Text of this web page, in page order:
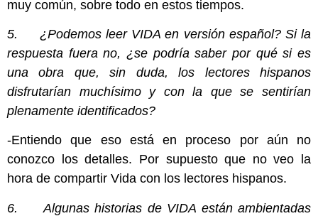
muy común, sobre todo en estos tiempos.
5. ¿Podemos leer VIDA en versión español? Si la
respuesta fuera no, ¿se podría saber por qué si es
una obra que, sin duda, los lectores hispanos
disfrutarían muchísimo y con la que se sentirían
plenamente identificados?
-Entiendo que eso está en proceso por aún no
conozco los detalles. Por supuesto que no veo la
hora de compartir Vida con los lectores hispanos.
6. Algunas historias de VIDA están ambientadas